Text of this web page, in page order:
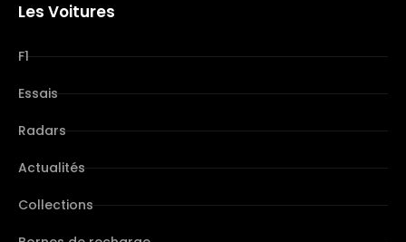
Les Voitures
F1
Essais
Radars
Actualités
Collections